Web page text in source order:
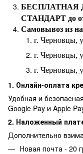
БЕСПЛАТНАЯ
СТАНДАРТ до
Самовывоз из
г. Черновцы,
г. Черновцы,
г. Черновцы,
1. Онлайн-оплата
Удобная и
Google Pay и Apple
2. Наложенный
Дополнительно
Новая почта - 20